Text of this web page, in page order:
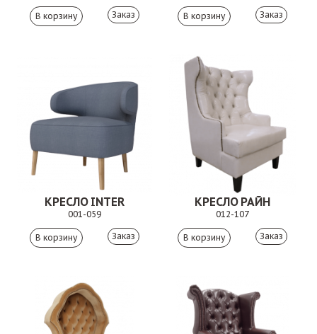
Заказ Заказ
КРЕСЛО INTER
001-059
Заказ
КРЕСЛО РАЙН
012-107
Заказ